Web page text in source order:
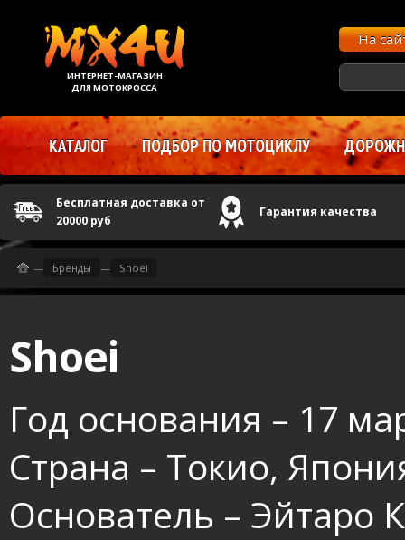
Shoei
Год основания – 17
Страна – Токио,
Основатель – Эйтаро
— Бренды — Shoei
ИНТЕРНЕТ-МАГАЗИН
ДЛЯ МОТОКРОССА
На
КАТАЛОГ ПОДБОР ПО МОТОЦИКЛУ
Бесплатная доставка от
20000 руб
Гарантия качества